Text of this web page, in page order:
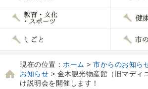
現在の位置： ホーム > 市からのお知ら
お知らせ > 金木観光物産館（旧マディ
け説明会を開催します！